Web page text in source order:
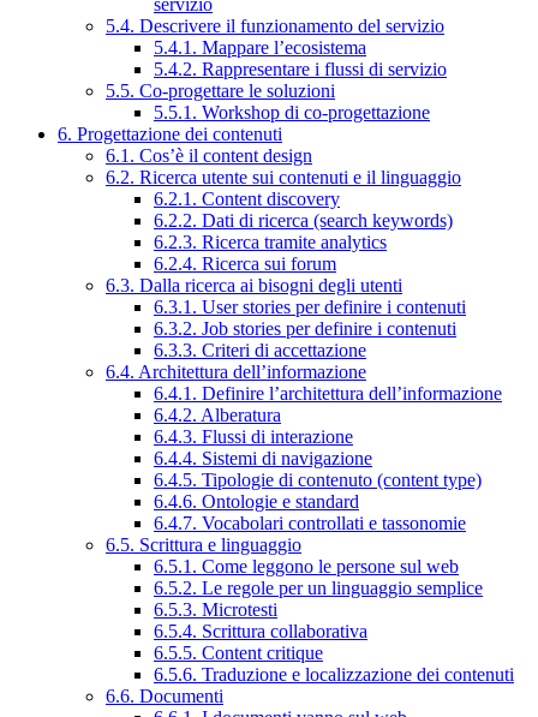
servizio
5.4. Descrivere il funzionamento del servizio
5.4.1. Mappare l’ecosistema
5.4.2. Rappresentare i flussi di servizio
5.5. Co-progettare le soluzioni
5.5.1. Workshop di co-progettazione
6. Progettazione dei contenuti
6.1. Cos’è il content design
6.2. Ricerca utente sui contenuti e il linguaggio
6.2.1. Content discovery
6.2.2. Dati di ricerca (search keywords)
6.2.3. Ricerca tramite analytics
6.2.4. Ricerca sui forum
6.3. Dalla ricerca ai bisogni degli utenti
6.3.1. User stories per definire i contenuti
6.3.2. Job stories per definire i contenuti
6.3.3. Criteri di accettazione
6.4. Architettura dell’informazione
6.4.1. Definire l’architettura dell’informazione
6.4.2. Alberatura
6.4.3. Flussi di interazione
6.4.4. Sistemi di navigazione
6.4.5. Tipologie di contenuto (content type)
6.4.6. Ontologie e standard
6.4.7. Vocabolari controllati e tassonomie
6.5. Scrittura e linguaggio
6.5.1. Come leggono le persone sul web
6.5.2. Le regole per un linguaggio semplice
6.5.3. Microtesti
6.5.4. Scrittura collaborativa
6.5.5. Content critique
6.5.6. Traduzione e localizzazione dei contenuti
6.6. Documenti